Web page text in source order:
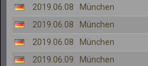
2019.06.08
München
2019.06.08
München
2019.06.08
München
2019.06.09
München